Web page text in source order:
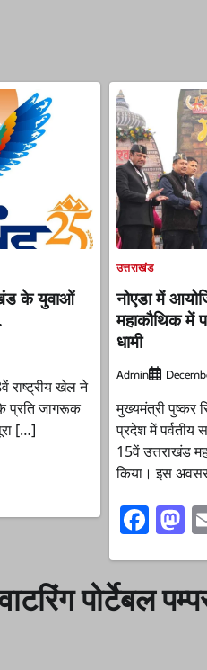
के युवाओं
राष्ट्रीय खेल ने
प्रति जागरूक
[…]
उत्तराखंड
नोएडा में
महाकौथिक में
धामी
Admin
मुख्यमंत्री पुष्कर
प्रदेश में पर्वतीय
15वें उत्तराखंड
किया। इस
पोर्टेबल